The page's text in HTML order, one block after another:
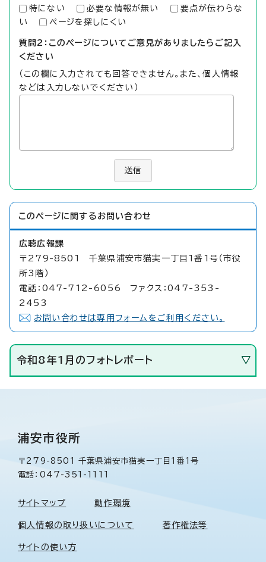
特にない 必要な情報が無い
要点が伝わらな
い
ページを探しにくい
質問2：このページについてご意見がありましたらご記入
ください
（この欄に入力されても回答できません。また、個人情報
などは入力しないでください）
送信
このページに関する お問い合わせ
広聴広報課
〒279-8501 千葉県浦安市猫実一丁目1番1号（市役
所3階）
電話：047-712-6056 ファクス：047-353-
2453
お問い合わせは専用フォームをご利用ください。
令和8年1月のフォトレポート
浦安市役所
〒279-8501 千葉県浦安市猫実一丁目1番1号
電話：047-351-1111
サイトマップ 動作環境
個人情報の取り扱いについて 著作権法等
サイトの使い方